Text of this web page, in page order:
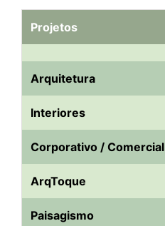
Projetos
Arquitetura
Interiores
Corporativo / Comercial
ArqToque
Paisagismo